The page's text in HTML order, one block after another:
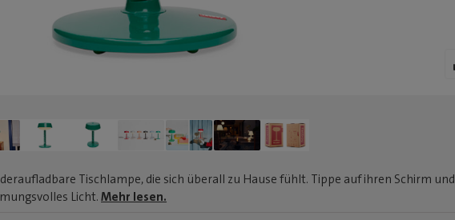
Tischlampe, die sich überall zu Hause fühlt. Tippe auf ihren Schirm und
Licht. Mehr lesen.